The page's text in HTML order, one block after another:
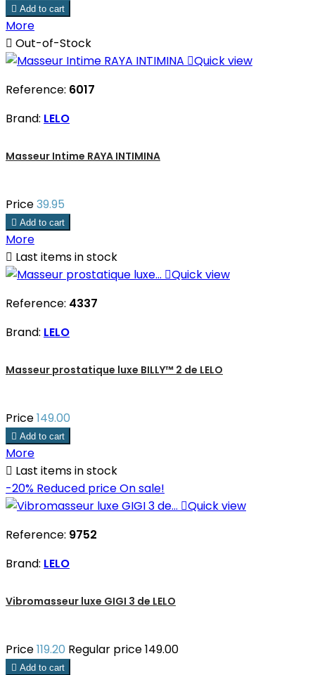
 Add to cart
More
 Out-of-Stock
Quick view
Reference: 6017
Brand: LELO
Masseur Intime RAYA INTIMINA
Price39.95
 Add to cart
More
 Last items in stock
Quick view
Reference: 4337
Brand: LELO
Masseur prostatique luxe BILLY™ 2 de LELO
Price149.00
 Add to cart
More
 Last items in stock
-20% Reduced priceOn sale!
Quick view
Reference: 9752
Brand: LELO
Vibromasseur luxe GIGI 3 de LELO
Price119.20 Regular price149.00
 Add to cart